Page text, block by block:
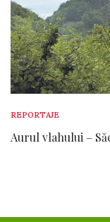
REPORTAJE
Aurul vlahului –